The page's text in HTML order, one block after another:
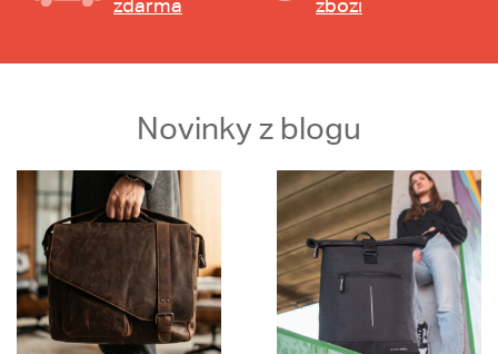
zdarma zboží
Novinky z blogu